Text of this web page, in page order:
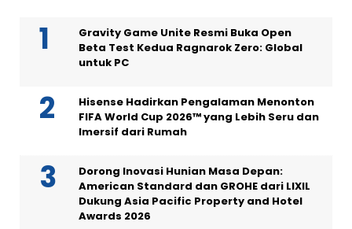
Gravity Game Unite Resmi Buka Open
Beta Test Kedua Ragnarok Zero: Global
untuk PC
Hisense Hadirkan Pengalaman Menonton
FIFA World Cup 2026™ yang Lebih Seru dan
Imersif dari Rumah
Dorong Inovasi Hunian Masa Depan:
American Standard dan GROHE dari LIXIL
Dukung Asia Pacific Property and Hotel
Awards 2026